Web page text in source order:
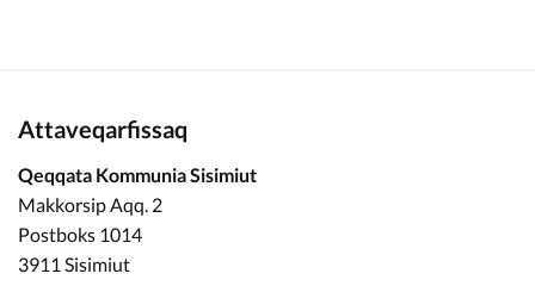
Attaveqarfissaq
Qeqqata Kommunia Sisimiut
Makkorsip Aqq. 2
Postboks 1014
3911 Sisimiut